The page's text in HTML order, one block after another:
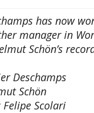
has now
manager in
Schön’s
Deschamps
Schön
Scolari